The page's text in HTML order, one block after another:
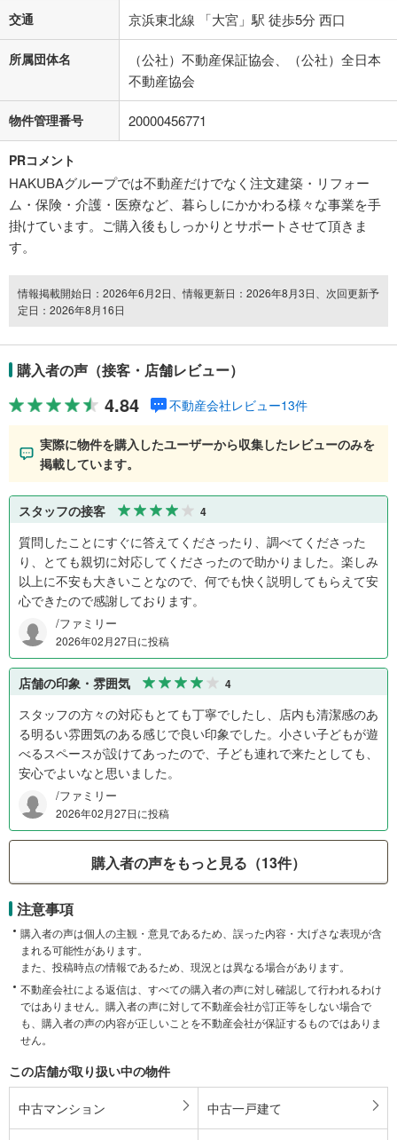
交通 京浜東北線 「大宮」駅 徒歩5分 西口
所属団体名
（公社）不動産保証協会、（公社）全日本
不動産協会
物件管理番号 20000456771
PRコメント
HAKUBAグループでは不動産だけでなく注文建築・リフォー
ム・保険・介護・医療など、暮らしにかかわる様々な事業を手
掛けています。ご購入後もしっかりとサポートさせて頂きま
す。
情報掲載開始日：2026年6月2日、情報更新日：2026年8月3日、次回更新予
定日：2026年8月16日
購入者の声（接客・店舗レビュー）
4.84 不動産会社レビュー13件
実際に物件を購入したユーザーから収集したレビューのみを
掲載しています。
スタッフの接客 4
質問したことにすぐに答えてくださったり、調べてくださった
り、とても親切に対応してくださったので助かりました。楽しみ
以上に不安も大きいことなので、何でも快く説明してもらえて安
心できたので感謝しております。
/ファミリー
2026年02月27日に投稿
店舗の印象・雰囲気 4
スタッフの方々の対応もとても丁寧でしたし、店内も清潔感のあ
る明るい雰囲気のある感じで良い印象でした。小さい子どもが遊
べるスペースが設けてあったので、子ども連れで来たとしても、
安心でよいなと思いました。
/ファミリー
2026年02月27日に投稿
購入者の声をもっと見る（13件）
注意事項
購入者の声は個人の主観・意見であるため、誤った内容・大げさな表現が含
まれる可能性があります。
また、投稿時点の情報であるため、現況とは異なる場合があります。
不動産会社による返信は、すべての購入者の声に対し確認して行われるわけ
ではありません。購入者の声に対して不動産会社が訂正等をしない場合で
も、購入者の声の内容が正しいことを不動産会社が保証するものではありま
せん。
この店舗が取り扱い中の物件
中古マンション 中古一戸建て